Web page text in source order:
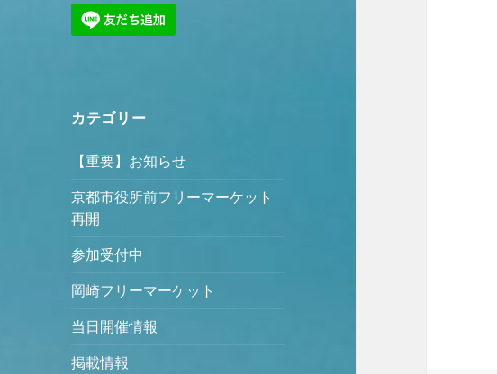
カテゴリー
【重要】お知らせ
京都市役所前フリーマーケット
再開
参加受付中
岡崎フリーマーケット
当日開催情報
掲載情報